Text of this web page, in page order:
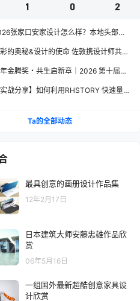
1 0 2
张家口安家设计怎么样？本地头部全
奥秘&设计的使命 佐敦携设计师共探
金腾奖・共生启新章｜2026 第十届金
实战分享】如何利用RHSTORY 快速量
Ta的全部动态
最具创意的画册设计作品集
12年2月17日
日本建筑大师安藤忠雄作品欣
赏
06年5月16日
一组国外最新超酷创意家具设
计欣赏